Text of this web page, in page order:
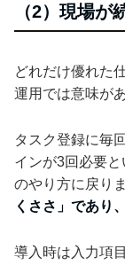
（2）現場が
どれだけ優れた
運用では意味が
タスク登録に毎
インが3回必要
のやり方に戻りま
くささ」であり
導入時は入力項